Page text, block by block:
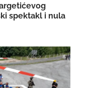
spektakl i nula